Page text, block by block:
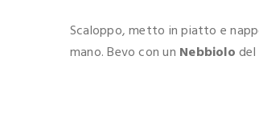
Scaloppo, metto in piatto e
mano. Bevo con un Nebbiolo